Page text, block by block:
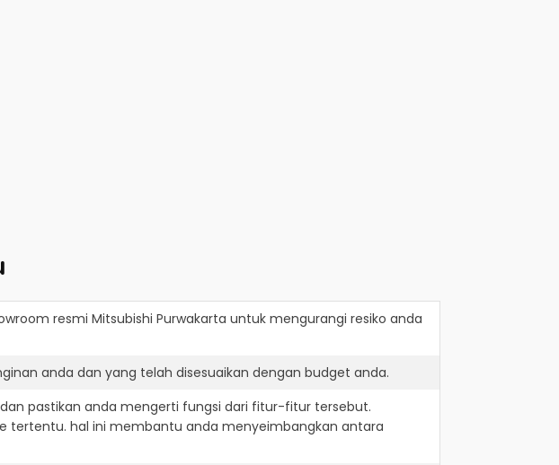
resmi Mitsubishi Purwakarta untuk mengurangi resiko anda
anda dan yang telah disesuaikan dengan budget anda.
pastikan anda mengerti fungsi dari fitur-fitur tersebut.
hal ini membantu anda menyeimbangkan antara